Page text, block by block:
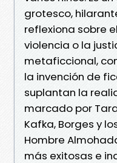
grotesco,
reflexiona sobre
violencia o la
metaficcional,
la invención de
suplantan la
marcado por
Kafka, Borges y
Hombre
más exitosas e